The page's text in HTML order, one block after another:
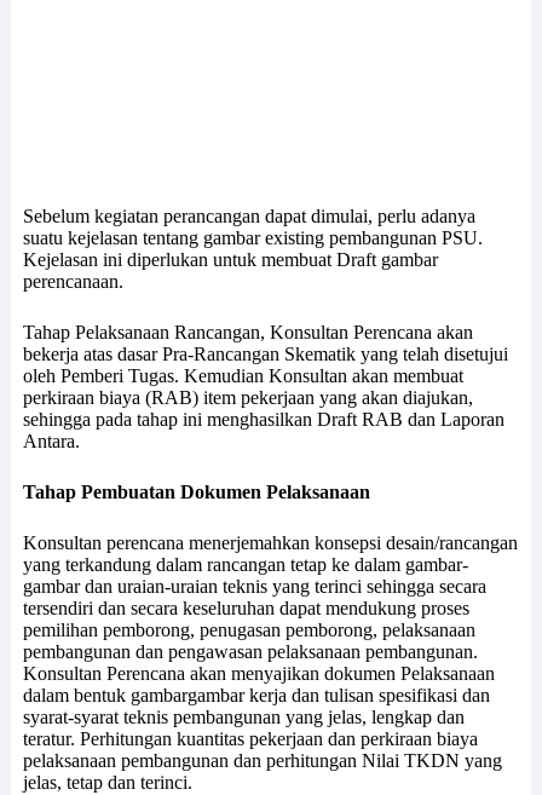
Sebelum kegiatan perancangan dapat dimulai, perlu adanya
suatu kejelasan tentang gambar existing pembangunan PSU.
Kejelasan ini diperlukan untuk membuat Draft gambar
perencanaan.
Tahap Pelaksanaan Rancangan, Konsultan Perencana akan
bekerja atas dasar Pra-Rancangan Skematik yang telah disetujui
oleh Pemberi Tugas. Kemudian Konsultan akan membuat
perkiraan biaya (RAB) item pekerjaan yang akan diajukan,
sehingga pada tahap ini menghasilkan Draft RAB dan Laporan
Antara.
Tahap Pembuatan Dokumen Pelaksanaan
Konsultan perencana menerjemahkan konsepsi desain/rancangan
yang terkandung dalam rancangan tetap ke dalam gambar-
gambar dan uraian-uraian teknis yang terinci sehingga secara
tersendiri dan secara keseluruhan dapat mendukung proses
pemilihan pemborong, penugasan pemborong, pelaksanaan
pembangunan dan pengawasan pelaksanaan pembangunan.
Konsultan Perencana akan menyajikan dokumen Pelaksanaan
dalam bentuk gambargambar kerja dan tulisan spesifikasi dan
syarat-syarat teknis pembangunan yang jelas, lengkap dan
teratur. Perhitungan kuantitas pekerjaan dan perkiraan biaya
pelaksanaan pembangunan dan perhitungan Nilai TKDN yang
jelas, tetap dan terinci.